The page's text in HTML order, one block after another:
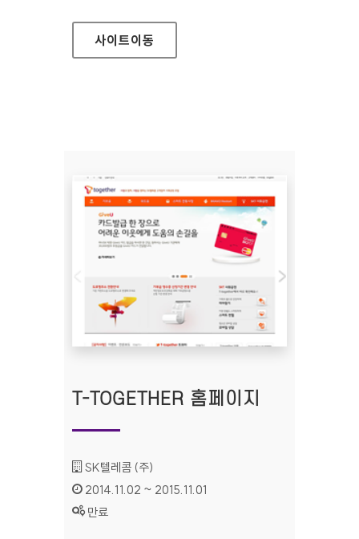
사이트이동
T-TOGETHER 홈페이지
기관명 :
SK텔레콤 (주)
인증기간 :
2014.11.02 ~ 2015.11.01
상태 :
만료